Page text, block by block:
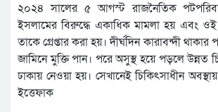
২০২৪ সালের ৫ আগস্ট রাজনৈতিক
ইসলামের বিরুদ্ধে একাধিক মামলা হয় এবং
তাকে গ্রেপ্তার করা হয়। দীর্ঘদিন কারাবন্দী
জামিনে মুক্তি পান। পরে অসুস্থ হয়ে পড়লে উন্নত
ঢাকায় নেওয়া হয়। সেখানেই চিকিৎসাধীন
ইত্তেফাক